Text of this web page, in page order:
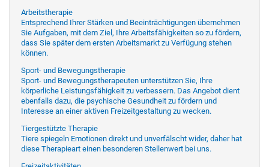
Arbeitstherapie
Entsprechend Ihrer Stärken und Beeinträchtigungen übernehmen
Sie Aufgaben, mit dem Ziel, Ihre Arbeitsfähigkeiten so zu fördern,
dass Sie später dem ersten Arbeitsmarkt zu Verfügung stehen
können.
Sport- und Bewegungstherapie
Sport- und Bewegungstherapeuten unterstützen Sie, Ihre
körperliche Leistungsfähigkeit zu verbessern. Das Angebot dient
ebenfalls dazu, die psychische Gesundheit zu fördern und
Interesse an einer aktiven Freizeitgestaltung zu wecken.
Tiergestützte Therapie
Tiere spiegeln Emotionen direkt und unverfälscht wider, daher hat
diese Therapieart einen besonderen Stellenwert bei uns.